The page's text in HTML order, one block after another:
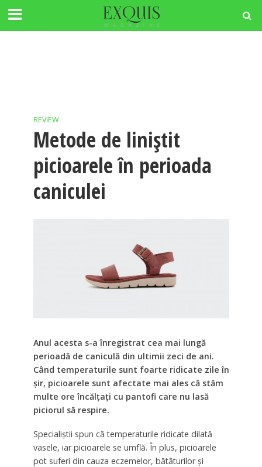
REVIEW
Metode de liniștit
picioarele în perioada
caniculei
Anul acesta s-a înregistrat cea mai lungă
perioadă de caniculă din ultimii zeci de ani.
Când temperaturile sunt foarte ridicate zile în
șir, picioarele sunt afectate mai ales că stăm
multe ore încălțați cu pantofi care nu lasă
piciorul să respire.
Specialiștii spun că temperaturile ridicate dilată
vasele, iar picioarele se umflă. În plus, picioarele
pot suferi din cauza eczemelor, bătăturilor și